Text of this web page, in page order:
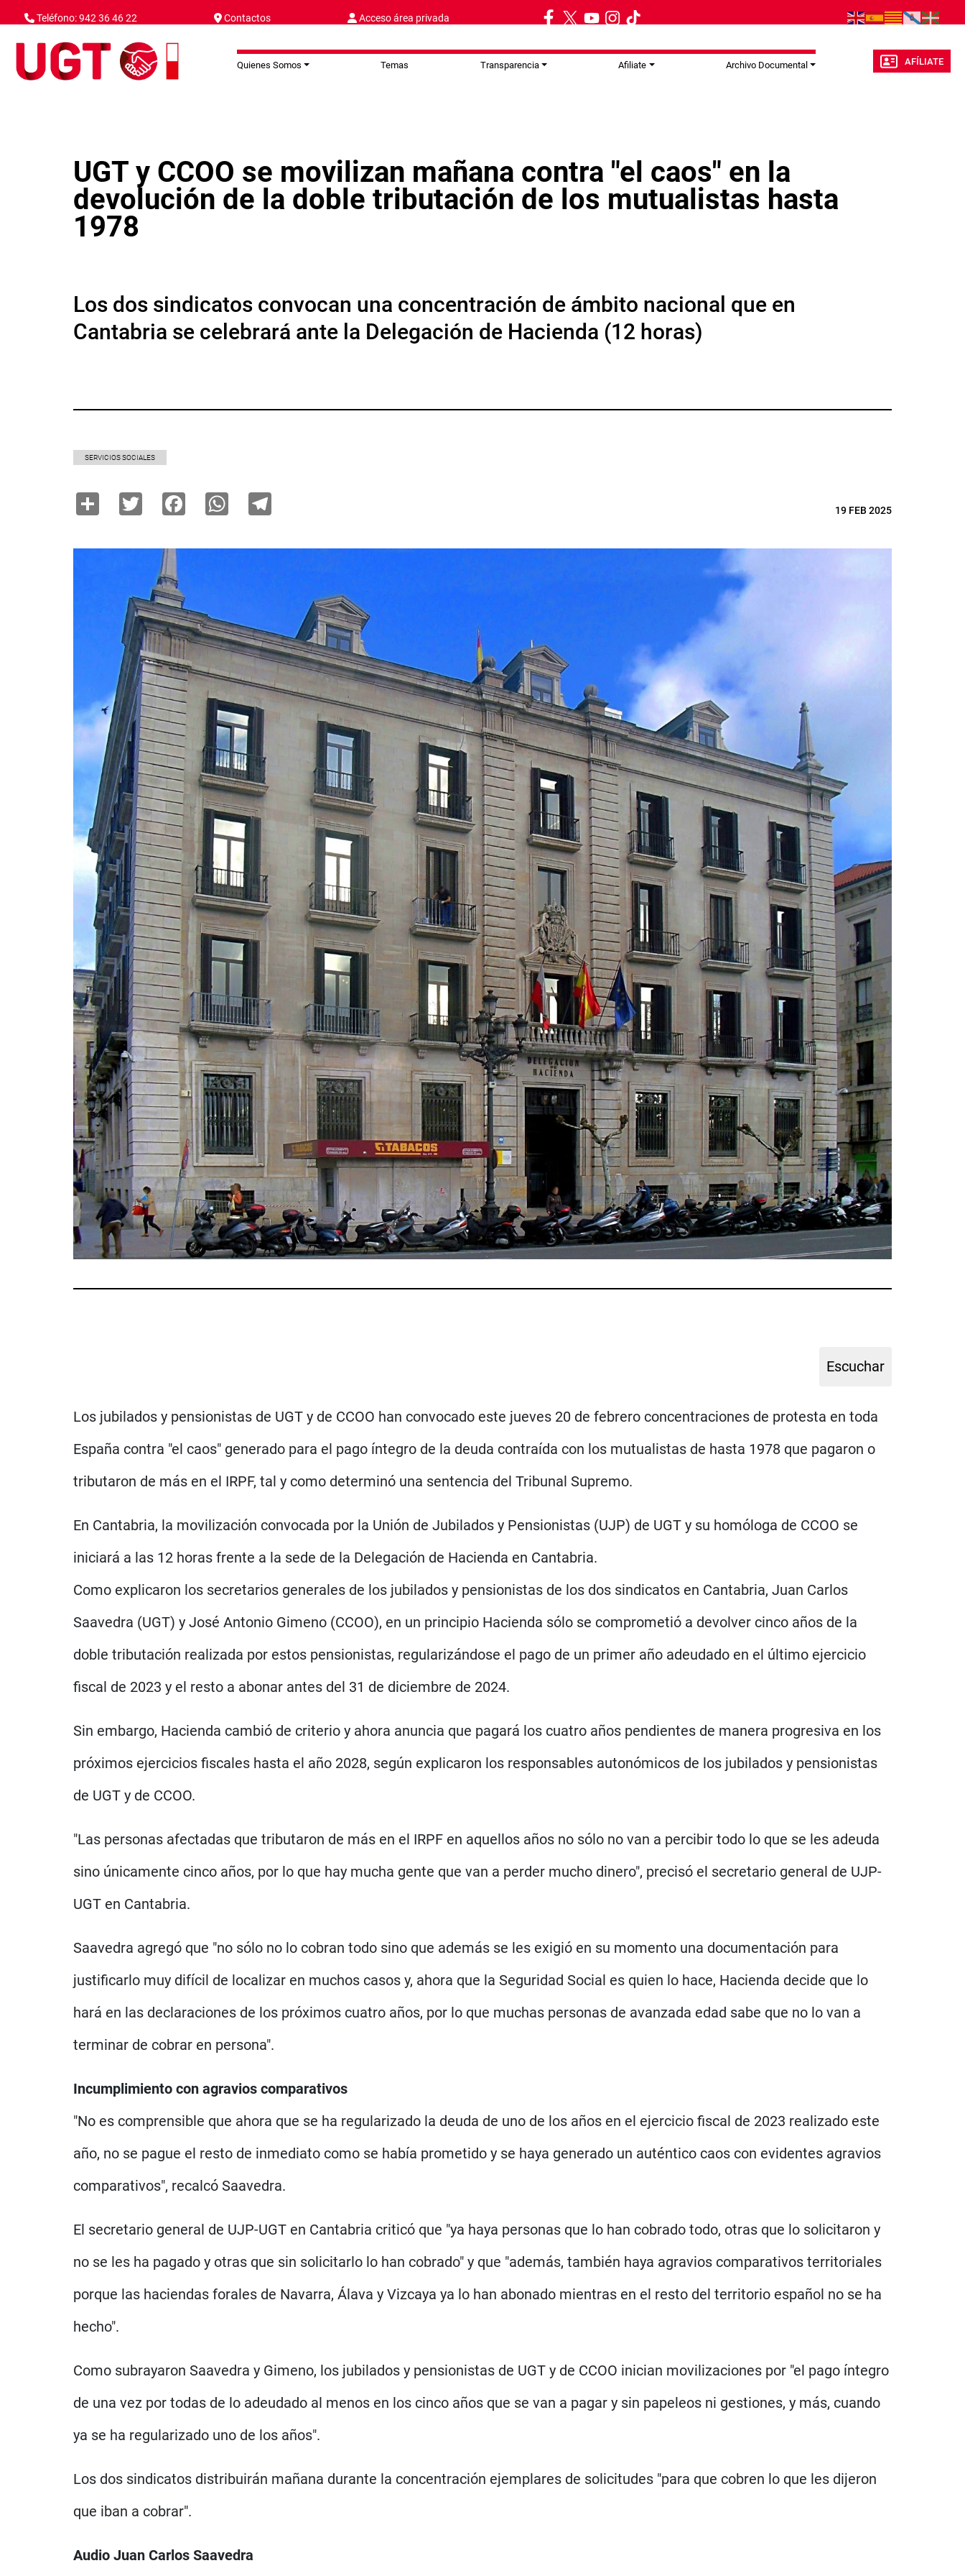
Teléfono: 942 36 46 22 Contactos Acceso área privada
Quienes Somos Temas Transparencia Afiliate Archivo Documental AFÍLIATE
UGT y CCOO se movilizan mañana contra "el caos" en la
devolución de la doble tributación de los mutualistas hasta
1978
Los dos sindicatos convocan una concentración de ámbito nacional que en
Cantabria se celebrará ante la Delegación de Hacienda (12 horas)
SERVICIOS SOCIALES
Share TwitterFacebookWhatsApp 19 FEB 2025
Los jubilados y pensionistas de UGT y de CCOO han convocado este jueves 20 de febrero concentraciones de protesta en toda
España contra "el caos" generado para el pago íntegro de la deuda contraída con los mutualistas de hasta 1978 que pagaron o
tributaron de más en el IRPF, tal y como determinó una sentencia del Tribunal Supremo.
En Cantabria, la movilización convocada por la Unión de Jubilados y Pensionistas (UJP) de UGT y su homóloga de CCOO se
iniciará a las 12 horas frente a la sede de la Delegación de Hacienda en Cantabria.
Como explicaron los secretarios generales de los jubilados y pensionistas de los dos sindicatos en Cantabria, Juan Carlos
Saavedra (UGT) y José Antonio Gimeno (CCOO), en un principio Hacienda sólo se comprometió a devolver cinco años de la
doble tributación realizada por estos pensionistas, regularizándose el pago de un primer año adeudado en el último ejercicio
fiscal de 2023 y el resto a abonar antes del 31 de diciembre de 2024.
Sin embargo, Hacienda cambió de criterio y ahora anuncia que pagará los cuatro años pendientes de manera progresiva en los
próximos ejercicios fiscales hasta el año 2028, según explicaron los responsables autonómicos de los jubilados y pensionistas
de UGT y de CCOO.
"Las personas afectadas que tributaron de más en el IRPF en aquellos años no sólo no van a percibir todo lo que se les adeuda
sino únicamente cinco años, por lo que hay mucha gente que van a perder mucho dinero", precisó el secretario general de UJP-
UGT en Cantabria.
Saavedra agregó que "no sólo no lo cobran todo sino que además se les exigió en su momento una documentación para
justificarlo muy difícil de localizar en muchos casos y, ahora que la Seguridad Social es quien lo hace, Hacienda decide que lo
hará en las declaraciones de los próximos cuatro años, por lo que muchas personas de avanzada edad sabe que no lo van a
terminar de cobrar en persona".
Incumplimiento con agravios comparativos
"No es comprensible que ahora que se ha regularizado la deuda de uno de los años en el ejercicio fiscal de 2023 realizado este
año, no se pague el resto de inmediato como se había prometido y se haya generado un auténtico caos con evidentes agravios
comparativos", recalcó Saavedra.
El secretario general de UJP-UGT en Cantabria criticó que "ya haya personas que lo han cobrado todo, otras que lo solicitaron y
no se les ha pagado y otras que sin solicitarlo lo han cobrado" y que "además, también haya agravios comparativos territoriales
porque las haciendas forales de Navarra, Álava y Vizcaya ya lo han abonado mientras en el resto del territorio español no se ha
hecho".
Como subrayaron Saavedra y Gimeno, los jubilados y pensionistas de UGT y de CCOO inician movilizaciones por "el pago íntegro
de una vez por todas de lo adeudado al menos en los cinco años que se van a pagar y sin papeleos ni gestiones, y más, cuando
ya se ha regularizado uno de los años".
Los dos sindicatos distribuirán mañana durante la concentración ejemplares de solicitudes "para que cobren lo que les dijeron
que iban a cobrar".
Audio Juan Carlos Saavedra